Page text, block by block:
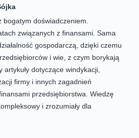
doświadczeniem.
związanych z finansami. Sama
gospodarczą, dzięki czemu
i wie, z czym borykają
dotyczące windykacji,
firmy i innych zagadnień
przedsiębiorstwa. Wiedzę
i zrozumiały dla